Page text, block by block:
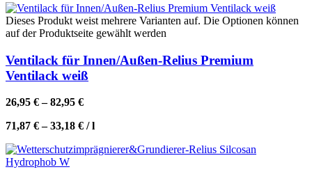
Dieses Produkt weist mehrere Varianten auf. Die Optionen können
auf der Produktseite gewählt werden
Ventilack für Innen/Außen-Relius Premium
Ventilack weiß
26,95 €–82,95 €
71,87 €–33,18 € /l